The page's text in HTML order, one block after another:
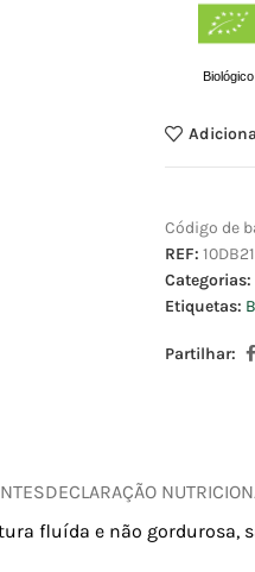
Biológico
Código de
REF:
Categorias:
Etiquetas:
Partilhar:
DECLARAÇÃO
fluída e não